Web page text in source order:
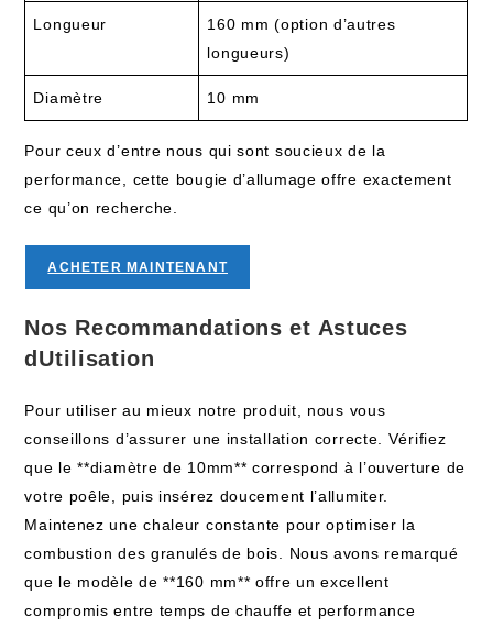
Longueur
160 mm (option d’autres
longueurs)
Diamètre 10 mm
Pour ceux d’entre nous qui sont soucieux de la
performance, cette bougie d’allumage offre exactement
ce qu’on recherche.
ACHETER MAINTENANT
Nos Recommandations et Astuces
dUtilisation
Pour utiliser au mieux notre produit, nous vous
conseillons d’assurer une installation correcte. Vérifiez
que le **diamètre de 10mm** correspond à l’ouverture de
votre poêle, puis insérez doucement l’allumiter.
Maintenez une chaleur constante pour optimiser la
combustion des granulés de bois. Nous avons remarqué
que le modèle de **160 mm** offre un excellent
compromis entre temps de chauffe et performance